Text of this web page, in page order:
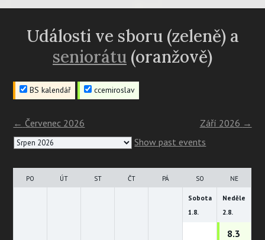
Události ve sboru (zeleně) a
seniorátu (oranžově)
BS kalendář ccemiroslav
← Červenec 2026 Září 2026 →
Month
Show past events
PO ÚT ST ČT PÁ SO NE
Sobota
1.8.
Neděle
2.8.
8.3